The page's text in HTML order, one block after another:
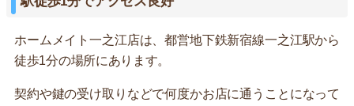
ホームメイト一之江店は、都営地下鉄新宿線一之江駅から
徒歩1分の場所にあります。
契約や鍵の受け取りなどで何度かお店に通うことになって